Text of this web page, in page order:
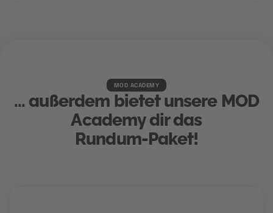
MOD ACADEMY
... außerdem bietet unsere MOD
Academy dir das
Rundum-Paket!